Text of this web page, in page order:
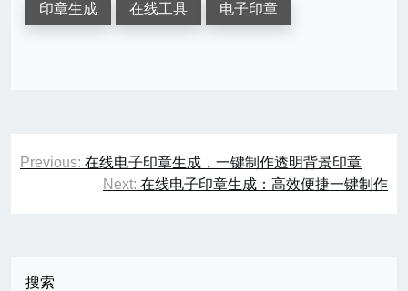
印章生成 在线工具 电子印章
文Previous: 在线电子印章生成，一键制作透明背景印章
Next: 在线电子印章生成：高效便捷一键制作
搜索